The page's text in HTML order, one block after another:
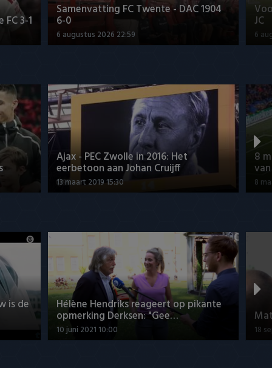
3-1
Samenvatting FC Twente - DAC 1904
6-0
6 augustus 2026 22:59
JC
6
Ajax - PEC Zwolle in 2016: Het
eerbetoon aan Johan Cruijff
13 maart 2019 15:30
8
8
is de Hélène Hendriks reageert op pikante
opmerking Derksen: "Gee…
10 juni 2021 10:00 18